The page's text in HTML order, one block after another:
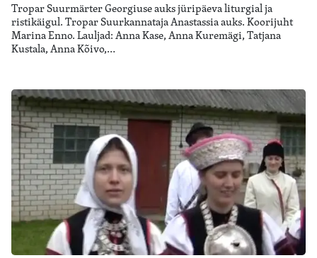
Tropar Suurmärter Georgiuse auks jüripäeva liturgial ja
ristikäigul. Tropar Suurkannataja Anastassia auks. Koorijuht
Marina Enno. Lauljad: Anna Kase, Anna Kuremägi, Tatjana
Kustala, Anna Kõivo,…